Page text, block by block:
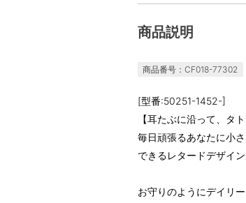
商品説明
商品番号：CF018-77302
[型番:50251-1452-]
【耳たぶに沿って、タ
毎日頑張るあなたに小
できるレタードデザイン
お守りのようにデイリ